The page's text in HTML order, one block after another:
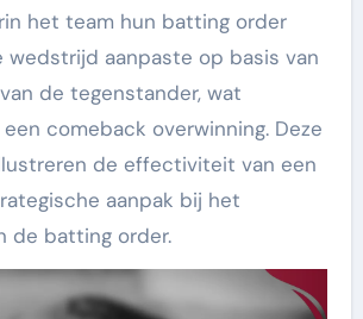
het team hun batting order
wedstrijd aanpaste op basis van
de tegenstander, wat
comeback overwinning. Deze
de effectiviteit van een
aanpak bij het
de batting order.